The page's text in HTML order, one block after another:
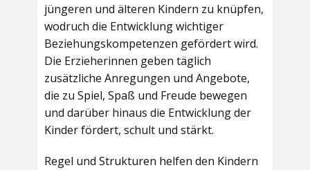
jüngeren und älteren Kindern zu knüpfen,
wodruch die Entwicklung wichtiger
Beziehungskompetenzen gefördert wird.
Die Erzieherinnen geben täglich
zusätzliche Anregungen und Angebote,
die zu Spiel, Spaß und Freude bewegen
und darüber hinaus die Entwicklung der
Kinder fördert, schult und stärkt.
Regel und Strukturen helfen den Kindern